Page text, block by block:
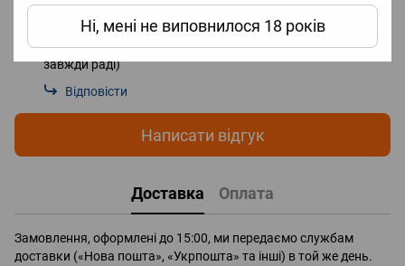
Ні, мені не виповнилося 18 років
Администратор Vape Shop "Easy"
27.02.2025 в 14:56
Олег, дякуємо за зворотній зв'язок, звертайтесь ще,
завжди раді)
Відповісти
Написати відгук
Доставка Оплата
Замовлення, оформлені до 15:00, ми передаємо службам
доставки («Нова пошта», «Укрпошта» та інші) в той же день.